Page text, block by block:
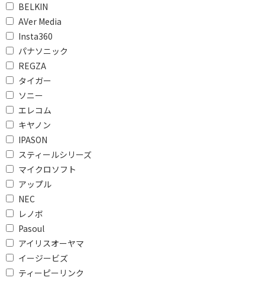
BELKIN
AVer Media
Insta360
パナソニック
REGZA
タイガー
ソニー
エレコム
キヤノン
IPASON
スティールシリーズ
マイクロソフト
アップル
NEC
レノボ
Pasoul
アイリスオーヤマ
イージービズ
ティーピーリンク
グラフィックで絞り込む
CPU内蔵グラフィック
800g以上～1kg未満
1.5kg以上～1.8kg未満
オフィスソフトで絞り込む
Office Home and
Microsoft 365 Basic
光学ドライブで絞り込む
ドライブ無し